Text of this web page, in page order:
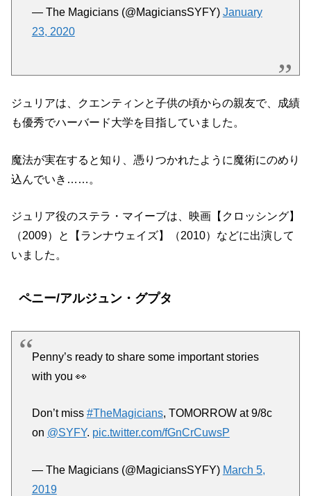
— The Magicians (@MagiciansSYFY) January
23, 2020
ジュリアは、クエンティンと子供の頃からの親友で、成績
も優秀でハーバード大学を目指していました。
魔法が実在すると知り、憑りつかれたように魔術にのめり
込んでいき……。
ジュリア役のステラ・マイーブは、映画【クロッシング】
（2009）と【ランナウェイズ】（2010）などに出演して
いました。
ペニー/アルジュン・グプタ
Penny’s ready to share some important stories
with you 👀
Don’t miss #TheMagicians, TOMORROW at 9/8c
on @SYFY. pic.twitter.com/fGnCrCuwsP
— The Magicians (@MagiciansSYFY) March 5,
2019